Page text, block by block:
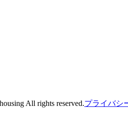
All rights reserved.プライバシ